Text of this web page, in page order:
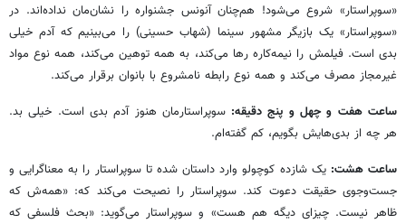
«سوپراستار» شروع می‌شود! هم‌چنان آنونس جشنواره را نشان‌مان نداده‌اند. در
«سوپراستار» یک بازیگر مشهور سینما (شهاب حسینی) را می‌بینیم که آدم خیلی
بدی است. فیلمش را نیمه‌کاره رها می‌کند، به همه توهین می‌کند، همه نوع مواد
غیرمجاز مصرف می‌کند و همه نوع رابطه نامشروع با بانوان برقرار می‌کند.
ساعت هفت و چهل و پنج دقیقه: سوپراستارمان هنوز آدم بدی است. خیلی بد.
هر چه از بدی‌هایش بگویم، کم گفته‌ام.
ساعت هشت: یک شازده کوچولو وارد داستان شده تا سوپراستار را به معناگرایی و
جست‌وجوی حقیقت دعوت کند. سوپراستار را نصیحت می‌کند که: «همه‌ش که
ظاهر نیست. چیزای دیگه هم هست» و سوپراستار می‌گوید: «بحث فلسفی که